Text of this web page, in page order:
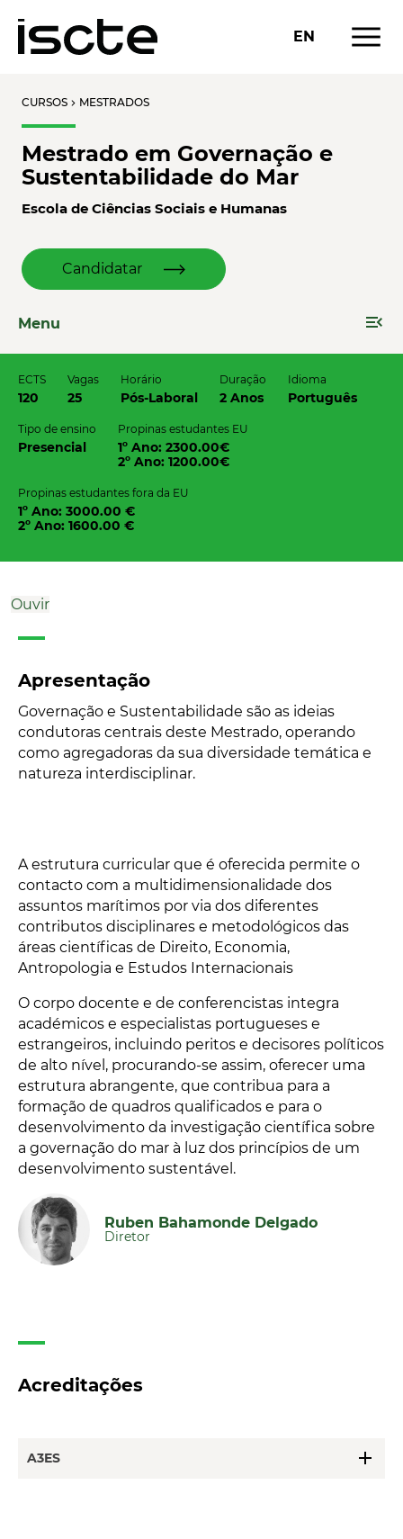
EN menu
CURSOS chevron_right MESTRADOS
Mestrado em Governação e
Sustentabilidade do Mar
Escola de Ciências Sociais e Humanas
Candidatar
Menu menu_open
ECTS
120
Vagas
25
Horário
Pós-Laboral
Duração
2 Anos
Idioma
Português
Tipo de ensino
Presencial
Propinas estudantes EU
1º Ano: 2300.00€
2º Ano: 1200.00€
Propinas estudantes fora da EU
1º Ano: 3000.00 €
2º Ano: 1600.00 €
Ouvir
Apresentação
Governação e Sustentabilidade são as ideias
condutoras centrais deste Mestrado, operando
como agregadoras da sua diversidade temática e
natureza interdisciplinar.
A estrutura curricular que é oferecida permite o
contacto com a multidimensionalidade dos
assuntos marítimos por via dos diferentes
contributos disciplinares e metodológicos das
áreas científicas de Direito, Economia,
Antropologia e Estudos Internacionais
O corpo docente e de conferencistas integra
académicos e especialistas portugueses e
estrangeiros, incluindo peritos e decisores políticos
de alto nível, procurando-se assim, oferecer uma
estrutura abrangente, que contribua para a
formação de quadros qualificados e para o
desenvolvimento da investigação científica sobre
a governação do mar à luz dos princípios de um
desenvolvimento sustentável.
Ruben Bahamonde Delgado
Diretor
Acreditações
A3ES add